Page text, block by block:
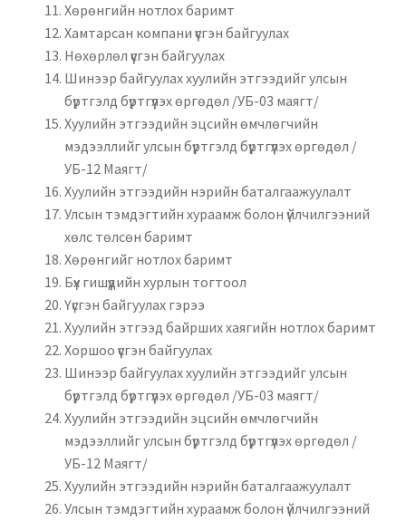
Шүүхэд нэхэмжлэл гаргах загварууд
Эрсдэлийн удирдлага
Хөрөнгийн нотлох баримт
Хамтарсан компани үүсгэн байгуулах
Нөхөрлөл үүсгэн байгуулах
Шинээр байгуулах хуулийн этгээдийг улсын
бүртгэлд бүртгүүлэх өргөдөл /УБ-03 маягт/
Хуулийн этгээдийн эцсийн өмчлөгчийн
мэдээллийг улсын бүртгэлд бүртгүүлэх өргөдөл /
УБ-12 Маягт/
Хуулийн этгээдийн нэрийн баталгаажуулалт
Улсын тэмдэгтийн хураамж болон үйлчилгээний
хөлс төлсөн баримт
Хөрөнгийг нотлох баримт
Бүх гишүүдийн хурлын тогтоол
Үүсгэн байгуулах гэрээ
Хуулийн этгээд байрших хаягийн нотлох баримт
Хоршоо үүсгэн байгуулах
Шинээр байгуулах хуулийн этгээдийг улсын
бүртгэлд бүртгүүлэх өргөдөл /УБ-03 маягт/
Хуулийн этгээдийн эцсийн өмчлөгчийн
мэдээллийг улсын бүртгэлд бүртгүүлэх өргөдөл /
УБ-12 Маягт/
Хуулийн этгээдийн нэрийн баталгаажуулалт
Улсын тэмдэгтийн хураамж болон үйлчилгээний